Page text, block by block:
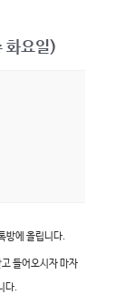
요일)
방에 올립니다.
들어오시자 마자
다.